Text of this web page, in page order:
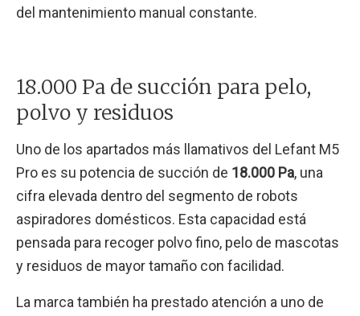
del mantenimiento manual constante.
18.000 Pa de succión para pelo,
polvo y residuos
Uno de los apartados más llamativos del Lefant M5
Pro es su potencia de succión de 18.000 Pa, una
cifra elevada dentro del segmento de robots
aspiradores domésticos. Esta capacidad está
pensada para recoger polvo fino, pelo de mascotas
y residuos de mayor tamaño con facilidad.
La marca también ha prestado atención a uno de